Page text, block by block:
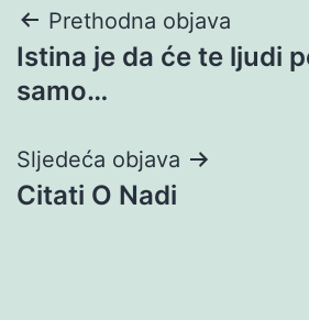
Navigacija
objava
Prethodna objava
Istina je da će te ljudi
samo…
Sljedeća objava
Citati O Nadi